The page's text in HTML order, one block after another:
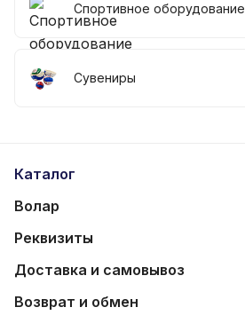
Спортивное оборудование
Сувениры
Каталог
Волар
Реквизиты
Доставка и самовывоз
Возврат и обмен